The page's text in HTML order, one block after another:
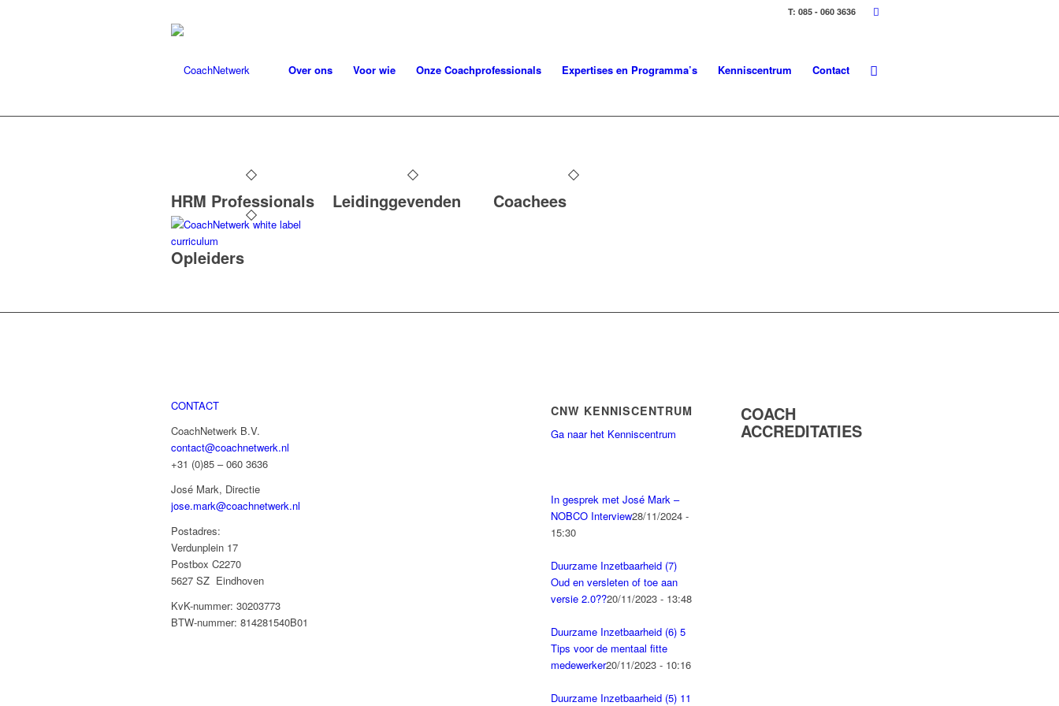
T: 085 - 060 3636
Over ons Voor wie Onze Coachprofessionals Expertises en Programma’s Kenniscentrum Contact
HRM Professionals Leidinggevenden Coachees
Opleiders
CONTACT
CoachNetwerk B.V.
contact@coachnetwerk.nl
+31 (0)85 – 060 3636
José Mark, Directie
jose.mark@coachnetwerk.nl
Postadres:
Verdunplein 17
Postbox C2270
5627 SZ Eindhoven
KvK-nummer: 30203773
BTW-nummer: 814281540B01
CNW KENNISCENTRUM
Ga naar het Kenniscentrum
In gesprek met José Mark –
NOBCO Interview28/11/2024 -
15:30
Duurzame Inzetbaarheid (7)
Oud en versleten of toe aan
versie 2.0??20/11/2023 - 13:48
Duurzame Inzetbaarheid (6) 5
Tips voor de mentaal fitte
medewerker20/11/2023 - 10:16
Duurzame Inzetbaarheid (5) 11
COACH
ACCREDITATIES